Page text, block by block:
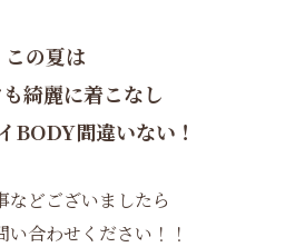
この夏は
綺麗に着こなし
BODY間違いない！
などございましたら
い合わせください！！